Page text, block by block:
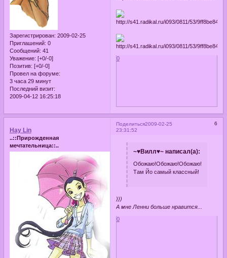
Зарегистрирован: 2009-02-25
Приглашений: 0
Сообщений: 41
Уважение: [+0/-0]
Позитив: [+0/-0]
Провел на форуме:
3 часа 29 минут
Последний визит:
2009-04-12 16:25:18
0
Поделиться 6
2009-02-25
23:31:52
Hay Lin
..::Прирожденная
мечтательница::..
~♥Вилл♥~ написал(а):
Обожаю!Обожаю!Обожаю!
Там Йо самый классный!
)))
А мне Ленни больше нравится...
0